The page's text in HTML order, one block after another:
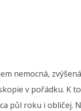
nemocná,
v pořádku. K
půl roku i